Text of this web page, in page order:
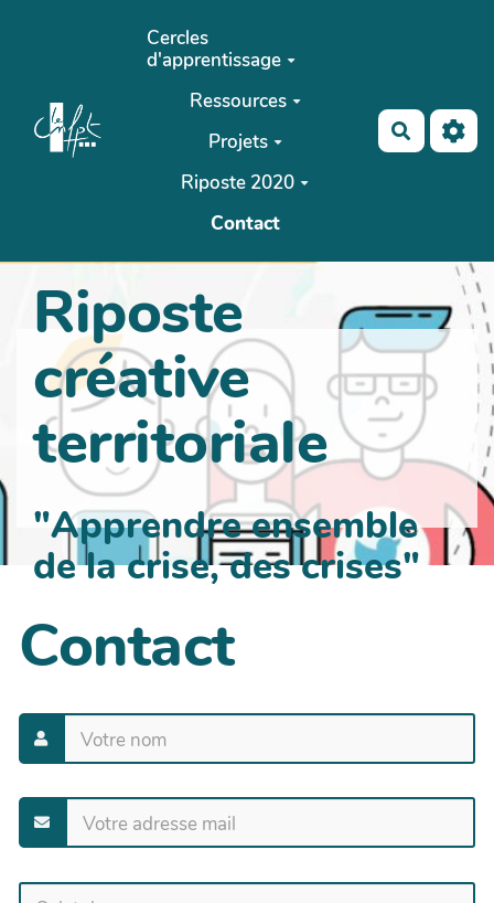
Aller au contenu principal
Cercles
d'apprentissage
Ressources
Projets
Riposte 2020
Contact
Riposte
créative
territoriale
"Apprendre ensemble
de la crise, des crises"
Contact